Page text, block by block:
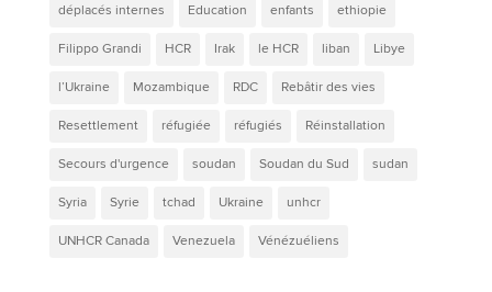
déplacés internes Education enfants ethiopie
Filippo Grandi HCR Irak le HCR liban Libye
l’Ukraine Mozambique RDC Rebâtir des vies
Resettlement réfugiée réfugiés Réinstallation
Secours d'urgence soudan Soudan du Sud sudan
Syria Syrie tchad Ukraine unhcr
UNHCR Canada Venezuela Vénézuéliens